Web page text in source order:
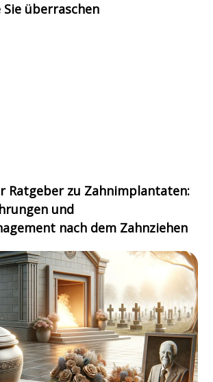
überraschen
Ratgeber zu Zahnimplantaten:
und
nach dem Zahnziehen